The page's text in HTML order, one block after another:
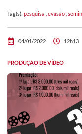
Tag(s): pesquisa evasão
04/01/2022 12h13
PRODUÇÃO DE VÍDEO